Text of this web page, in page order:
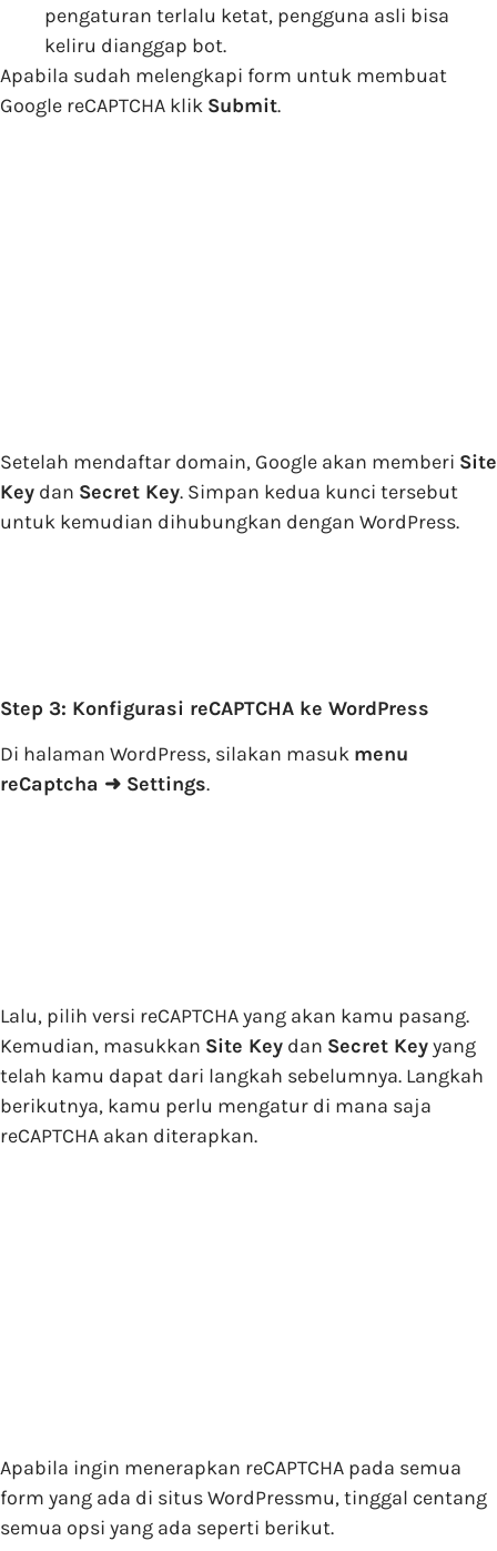
pengaturan terlalu ketat, pengguna asli bisa
keliru dianggap bot.
Apabila sudah melengkapi form untuk membuat
Google reCAPTCHA klik Submit.
Setelah mendaftar domain, Google akan memberi Site
Key dan Secret Key. Simpan kedua kunci tersebut
untuk kemudian dihubungkan dengan WordPress.
Step 3: Konfigurasi reCAPTCHA ke WordPress
Di halaman WordPress, silakan masuk menu
reCaptcha ➜ Settings.
Lalu, pilih versi reCAPTCHA yang akan kamu pasang.
Kemudian, masukkan Site Key dan Secret Keyyang
telah kamu dapat dari langkah sebelumnya. Langkah
berikutnya, kamu perlu mengatur di mana saja
reCAPTCHA akan diterapkan.
Apabila ingin menerapkan reCAPTCHA pada semua
form yang ada di situs WordPressmu, tinggal centang
semua opsi yang ada seperti berikut.